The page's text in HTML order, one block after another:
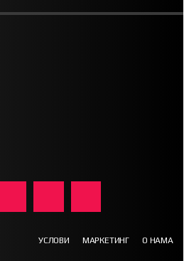
УСЛОВИ МАРКЕТИНГ О НАМА